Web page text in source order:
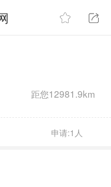
距您12981.9km
申请:1人